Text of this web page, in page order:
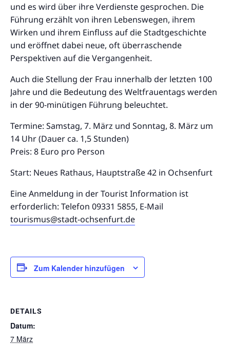
und es wird über ihre Verdienste gesprochen. Die
Führung erzählt von ihren Lebenswegen, ihrem
Wirken und ihrem Einfluss auf die Stadtgeschichte
und eröffnet dabei neue, oft überraschende
Perspektiven auf die Vergangenheit.
Auch die Stellung der Frau innerhalb der letzten 100
Jahre und die Bedeutung des Weltfrauentags werden
in der 90-minütigen Führung beleuchtet.
Termine: Samstag, 7. März und Sonntag, 8. März um
14 Uhr (Dauer ca. 1,5 Stunden)
Preis: 8 Euro pro Person
Start: Neues Rathaus, Hauptstraße 42 in Ochsenfurt
Eine Anmeldung in der Tourist Information ist
erforderlich: Telefon 09331 5855, E-Mail
tourismus@stadt-ochsenfurt.de
Zum Kalender hinzufügen
DETAILS
Datum:
7 März